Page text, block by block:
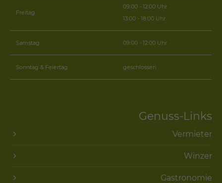
Freitag
09:00 - 12:00 Uhr
13:00 - 18:00 Uhr
Samstag 09:00 - 12:00 Uhr
Sonntag & Feiertag geschlossen
Genuss-Links
Vermieter
Winzer
Gastronomie